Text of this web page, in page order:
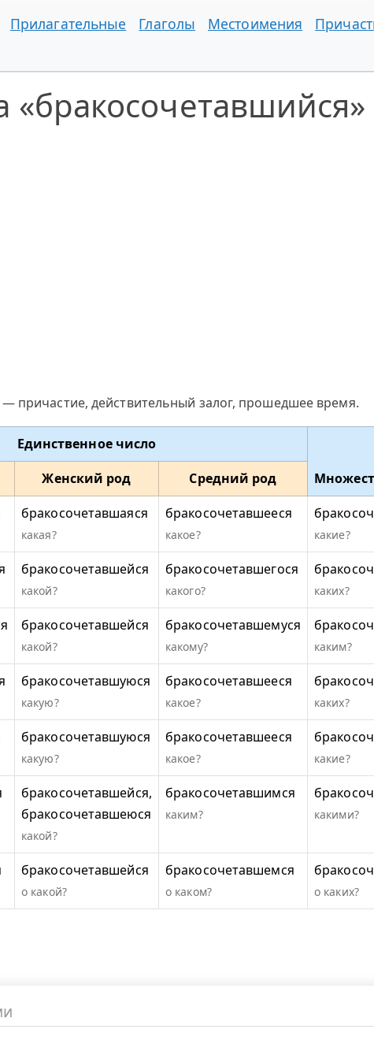
Прилагательные Глаголы Местоимения
«бракосочетавшийся»
причастие, действительный залог, прошедшее время.
Единственное число
Женский род
Средний род
бракосочетавшаяся
какая?
бракосочетавшееся
какое? какие?
бракосочетавшейся
какой?
бракосочетавшегося
какого? каких?
бракосочетавшейся
какой?
бракосочетавшемуся
какому? каким?
бракосочетавшуюся
какую?
бракосочетавшееся
какое? каких?
бракосочетавшуюся
какую?
бракосочетавшееся
какое? какие?
бракосочетавшейся,
бракосочетавшеюся
какой?
бракосочетавшимся
каким? какими?
бракосочетавшейся
о какой?
бракосочетавшемся
о каком? о каких?